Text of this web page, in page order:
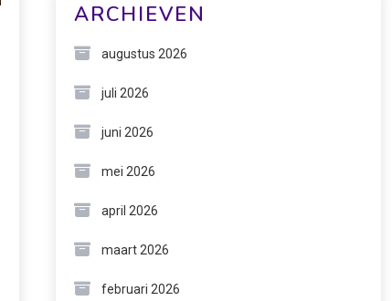
ARCHIEVEN
augustus 2026
juli 2026
juni 2026
mei 2026
april 2026
maart 2026
februari 2026